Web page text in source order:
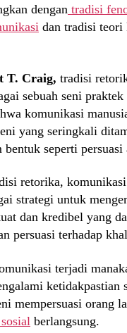
dengan tradisi
dan tradisi teori
T. Craig, tradisi
sebuah seni praktek
komunikasi
yang seringkali
bentuk seperti persuasi
retorika,
strategi untuk
dan kredibel yang
persuasi terhadap
terjadi
ketidakpastian
mempersuasi orang
berlangsung.